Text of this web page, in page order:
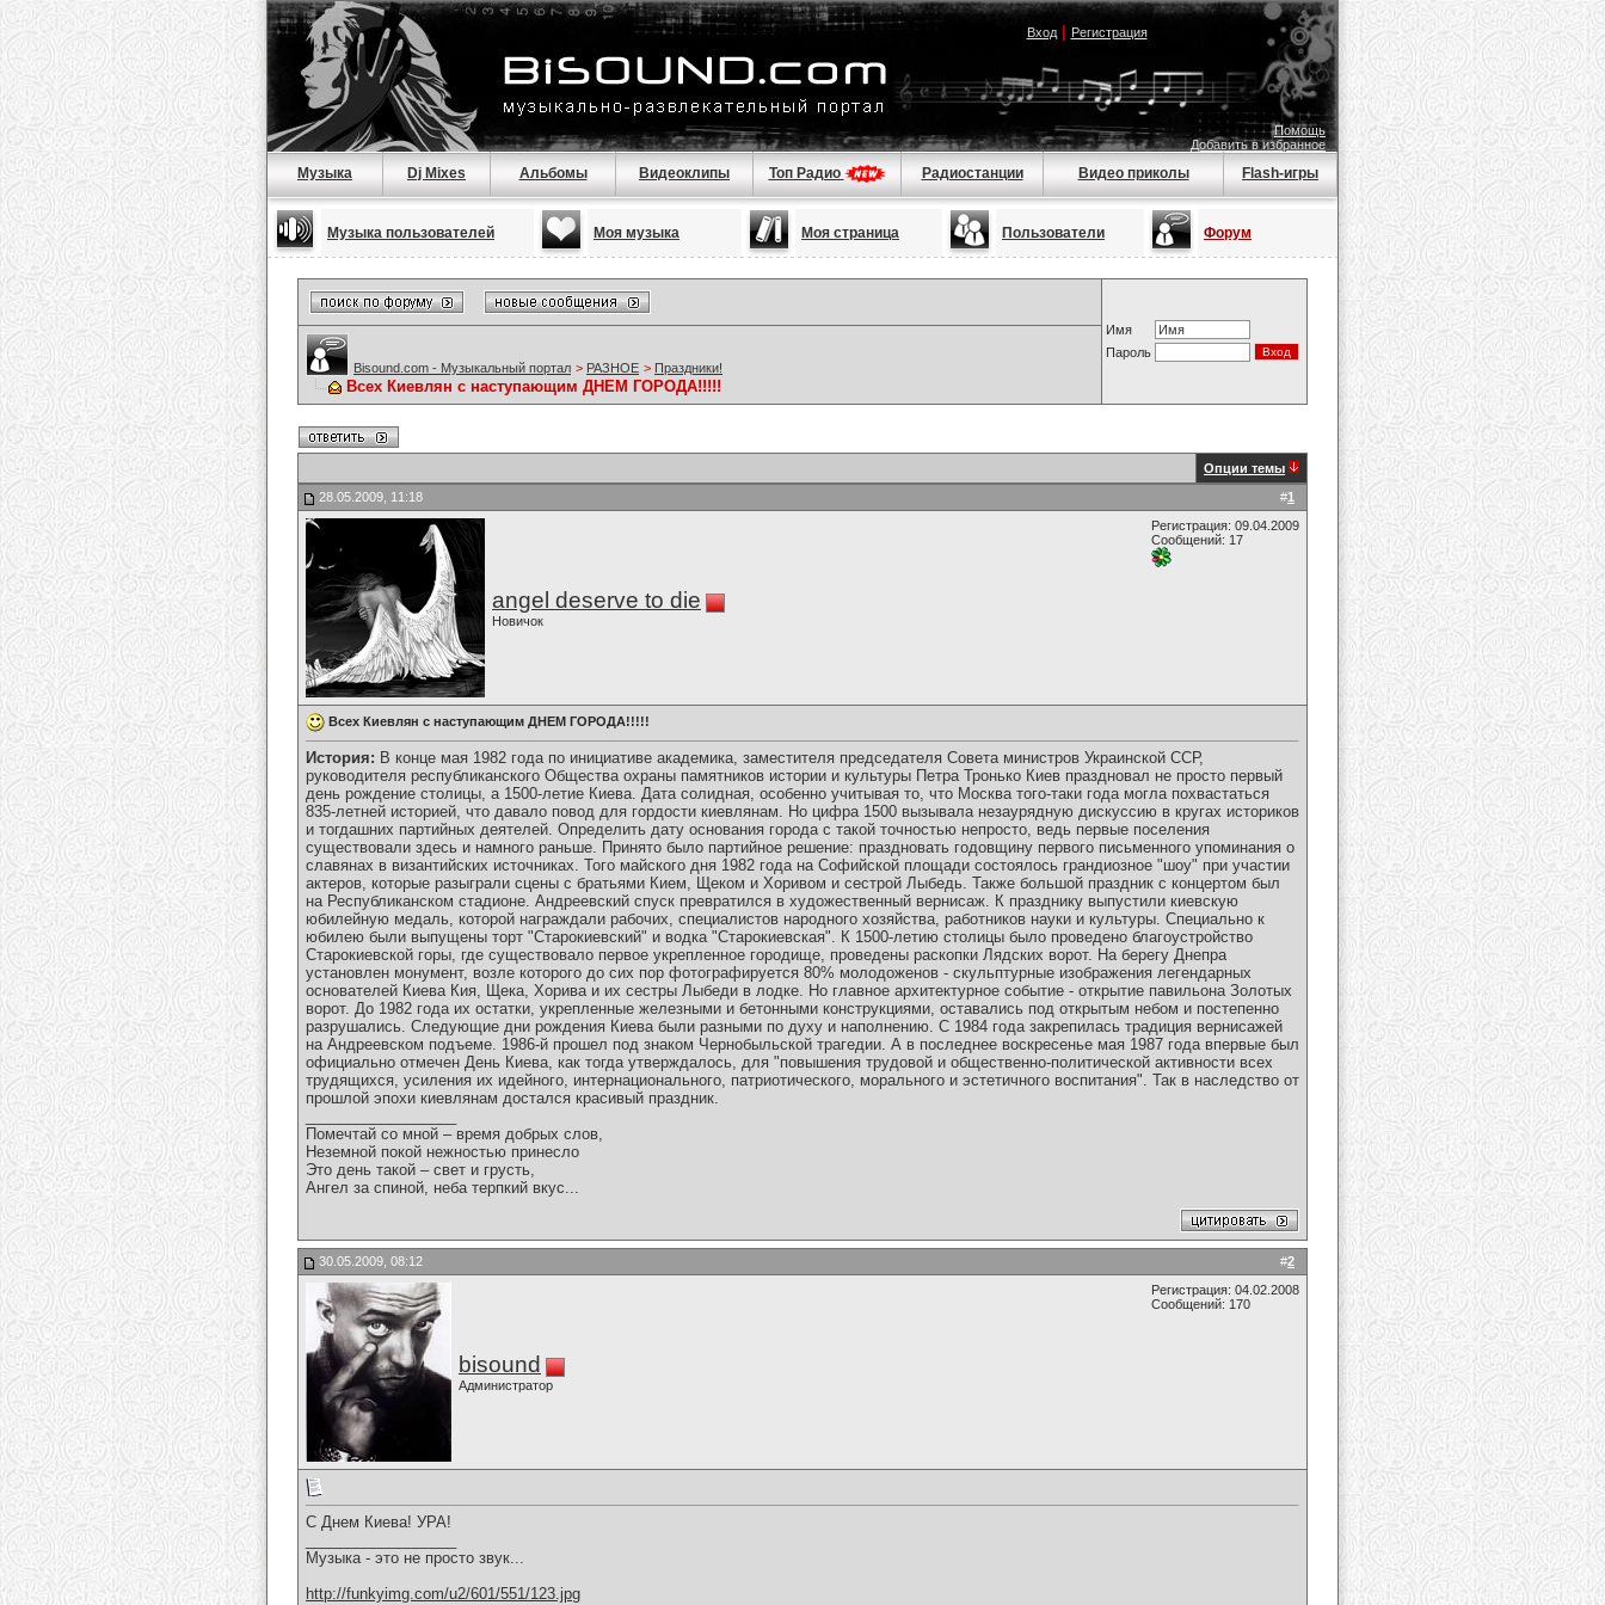
Вход| Регистрация
Помощь
Добавить в избранное
Музыка Dj Mixes Альбомы Видеоклипы Топ Радио Радиостанции Видео приколы Flash-игры
Музыка пользователей Моя музыка Моя страница Пользователи Форум
Имя
Пароль
Bisound.com - Музыкальный портал > РАЗНОЕ > Праздники!
Всех Киевлян с наступающим ДНЕМ ГОРОДА!!!!!
Опции темы
#1
28.05.2009, 11:18
angel deserve to die
Новичок
Регистрация: 09.04.2009
Сообщений: 17
Всех Киевлян с наступающим ДНЕМ ГОРОДА!!!!!
История: В конце мая 1982 года по инициативе академика, заместителя председателя Совета министров Украинской ССР,
руководителя республиканского Общества охраны памятников истории и культуры Петра Тронько Киев праздновал не просто первый
день рождение столицы, а 1500-летие Киева. Дата солидная, особенно учитывая то, что Москва того-таки года могла похвастаться
835-летней историей, что давало повод для гордости киевлянам. Но цифра 1500 вызывала незаурядную дискуссию в кругах историков
и тогдашних партийных деятелей. Определить дату основания города с такой точностью непросто, ведь первые поселения
существовали здесь и намного раньше. Принято было партийное решение: праздновать годовщину первого письменного упоминания о
славянах в византийских источниках. Того майского дня 1982 года на Софийской площади состоялось грандиозное "шоу" при участии
актеров, которые разыграли сцены с братьями Кием, Щеком и Хоривом и сестрой Лыбедь. Также большой праздник с концертом был
на Республиканском стадионе. Андреевский спуск превратился в художественный вернисаж. К празднику выпустили киевскую
юбилейную медаль, которой награждали рабочих, специалистов народного хозяйства, работников науки и культуры. Специально к
юбилею были выпущены торт "Старокиевский" и водка "Старокиевская". К 1500-летию столицы было проведено благоустройство
Старокиевской горы, где существовало первое укрепленное городище, проведены раскопки Лядских ворот. На берегу Днепра
установлен монумент, возле которого до сих пор фотографируется 80% молодоженов - скульптурные изображения легендарных
основателей Киева Кия, Щека, Хорива и их сестры Лыбеди в лодке. Но главное архитектурное событие - открытие павильона Золотых
ворот. До 1982 года их остатки, укрепленные железными и бетонными конструкциями, оставались под открытым небом и постепенно
разрушались. Следующие дни рождения Киева были разными по духу и наполнению. С 1984 года закрепилась традиция вернисажей
на Андреевском подъеме. 1986-й прошел под знаком Чернобыльской трагедии. А в последнее воскресенье мая 1987 года впервые был
официально отмечен День Киева, как тогда утверждалось, для "повышения трудовой и общественно-политической активности всех
трудящихся, усиления их идейного, интернационального, патриотического, морального и эстетичного воспитания". Так в наследство от
прошлой эпохи киевлянам достался красивый праздник.
Помечтай со мной – время добрых слов,
Неземной покой нежностью принесло
Это день такой – свет и грусть,
Ангел за спиной, неба терпкий вкус...
#2
30.05.2009, 08:12
bisound
Администратор
Регистрация: 04.02.2008
Сообщений: 170
С Днем Киева! УРА!
Музыка - это не просто звук...
http://funkyimg.com/u2/601/551/123.jpg